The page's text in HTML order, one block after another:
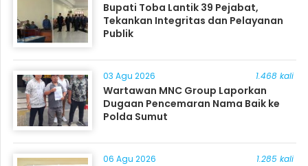
Bupati Toba Lantik 39 Pejabat,
Tekankan Integritas dan Pelayanan
Publik
03 Agu 2026 1.468 kali
Wartawan MNC Group Laporkan
Dugaan Pencemaran Nama Baik ke
Polda Sumut
06 Agu 2026 1.285 kali